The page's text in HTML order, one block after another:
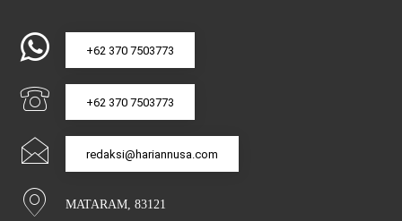
+62 370 7503773
+62 370 7503773
redaksi@hariannusa.com
MATARAM, 83121